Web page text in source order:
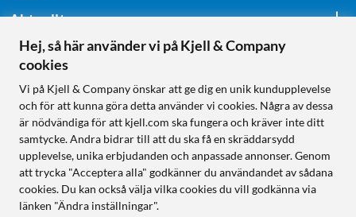
Aktuellt
Följ oss
Handla från:
Sverige
Norge
Hej, så här använder vi på Kjell & Company
cookies
Vi på Kjell & Company önskar att ge dig en unik kundupplevelse
och för att kunna göra detta använder vi cookies. Några av dessa
är nödvändiga för att kjell.com ska fungera och kräver inte ditt
samtycke. Andra bidrar till att du ska få en skräddarsydd
upplevelse, unika erbjudanden och anpassade annonser. Genom
att trycka "Acceptera alla" godkänner du användandet av sådana
cookies. Du kan också välja vilka cookies du vill godkänna via
länken "Ändra inställningar".